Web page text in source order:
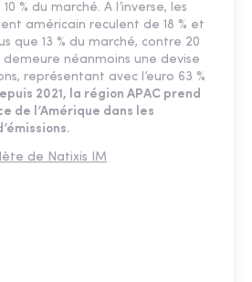
% du marché. A l’inverse, les
américain reculent de 18 % et
que 13 % du marché, contre 20
demeure néanmoins une devise
représentant avec l’euro 63 %
2021, la région APAC prend
de l’Amérique dans les
de Natixis IM